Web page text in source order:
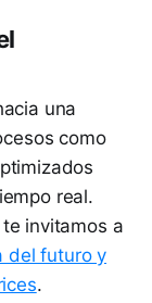
una
como
real.
invitamos a
del futuro y
.